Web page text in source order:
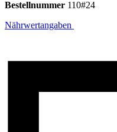
Bestellnummer 110#24
Nährwertangaben